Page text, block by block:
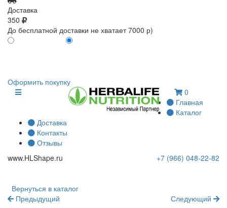
Доставка
350
До бесплатной доставки не хватает 7000 р)
Оформить покупку
0
Главная
Каталог
Доставка
Контакты
Отзывы
www.HLShape.ru +7 (966) 048-22-82
Вернуться в каталог
Предыдущий
Следующий